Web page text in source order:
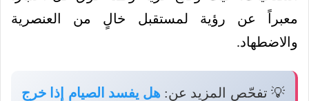
معبراً عن رؤية لمستقبل خالٍ من العنصرية
والاضطهاد.
💡 تفحّص المزيد عن:هل يفسد الصيام إذا خرج